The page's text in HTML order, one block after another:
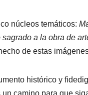
núcleos temáticos:
a la obra de
de estas
histórico y
camino para que